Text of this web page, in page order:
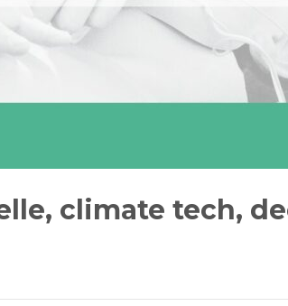
climate tech,